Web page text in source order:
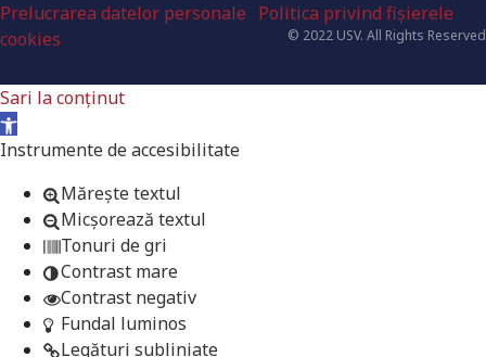
Prelucrarea datelor personale Politica privind fișierele
cookies
© 2022 USV. All Rights Reserved
Sari la conținut
Deschide bara de unelte
Instrumente de accesibilitate
Mărește textul
Micșorează textul
Tonuri de gri
Contrast mare
Contrast negativ
Fundal luminos
Legături subliniate